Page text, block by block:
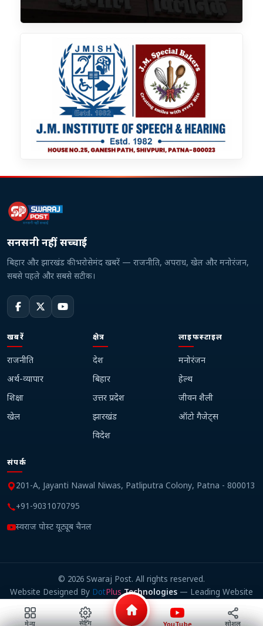
सनसनी नहीं, सच्चाई
बिहार और झारखंड की भरोसेमंद खबरें — राजनीति, अपराध, खेल और मनोरंजन,
सबसे पहले और सबसे सटीक।
खबरें
राजनीति
अर्थ-व्यापार
शिक्षा
खेल
क्षेत्र
देश
बिहार
उत्तर प्रदेश
झारखंड
विदेश
लाइफस्टाइल
मनोरंजन
हेल्थ
जीवन शैली
ऑटो गैजेट्स
संपर्क
201-A, Jayanti Nawal Niwas, Patliputra Colony, Patna - 800013
+91-9031070795
स्वराज पोस्ट यूट्यूब चैनल
© 2026 Swaraj Post. All rights reserved.
Website Designed By DotPlusTechnologies — Leading Website
Design Company in Patna
मेन्यू सेटिंग सोशल